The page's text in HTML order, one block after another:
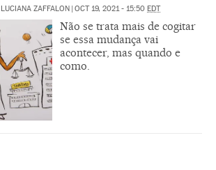
LUCIANA ZAFFALON | OCT 19, 2021 - 15:50 EDT
Não se trata mais de cogitar
se essa mudança vai
acontecer, mas quando e
como.